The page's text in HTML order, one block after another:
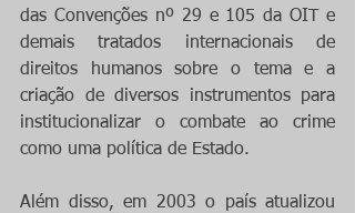
das Convenções nº 29 e 105 da OIT e
demais tratados internacionais de
direitos humanos sobre o tema e a
criação de diversos instrumentos para
institucionalizar o combate ao crime
como uma política de Estado.
Além disso, em 2003 o país atualizou